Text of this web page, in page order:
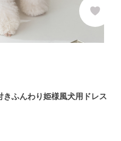
ふんわり姫様風犬用ドレス